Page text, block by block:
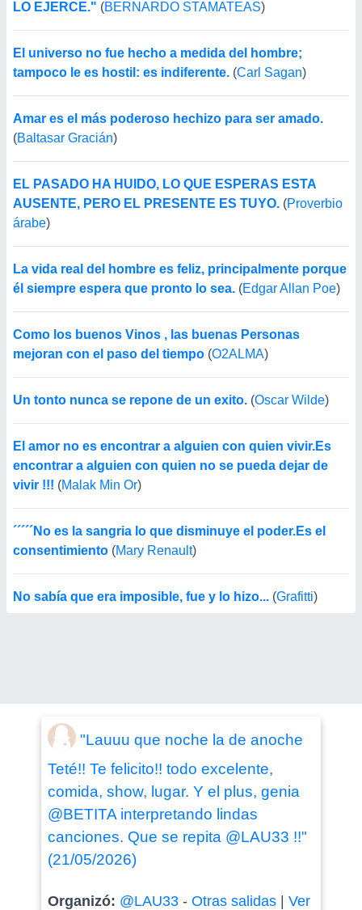
LO EJERCE." (BERNARDO STAMATEAS)
El universo no fue hecho a medida del hombre;
tampoco le es hostil: es indiferente. (Carl Sagan)
Amar es el más poderoso hechizo para ser amado.
(Baltasar Gracián)
EL PASADO HA HUIDO, LO QUE ESPERAS ESTA
AUSENTE, PERO EL PRESENTE ES TUYO. (Proverbio
árabe)
La vida real del hombre es feliz, principalmente porque
él siempre espera que pronto lo sea. (Edgar Allan Poe)
Como los buenos Vinos , las buenas Personas
mejoran con el paso del tiempo (O2ALMA)
Un tonto nunca se repone de un exito. (Oscar Wilde)
El amor no es encontrar a alguien con quien vivir.Es
encontrar a alguien con quien no se pueda dejar de
vivir !!! (Malak Min Or)
´´´´´No es la sangria lo que disminuye el poder.Es el
consentimiento (Mary Renault)
No sabía que era imposible, fue y lo hizo... (Grafitti)
"Lauuu que noche la de anoche
Teté!! Te felicito!! todo excelente,
comida, show, lugar. Y el plus, genia
@BETITA interpretando lindas
canciones. Que se repita @LAU33 !!"
(21/05/2026)
Organizó: @LAU33- Otras salidas| Ver